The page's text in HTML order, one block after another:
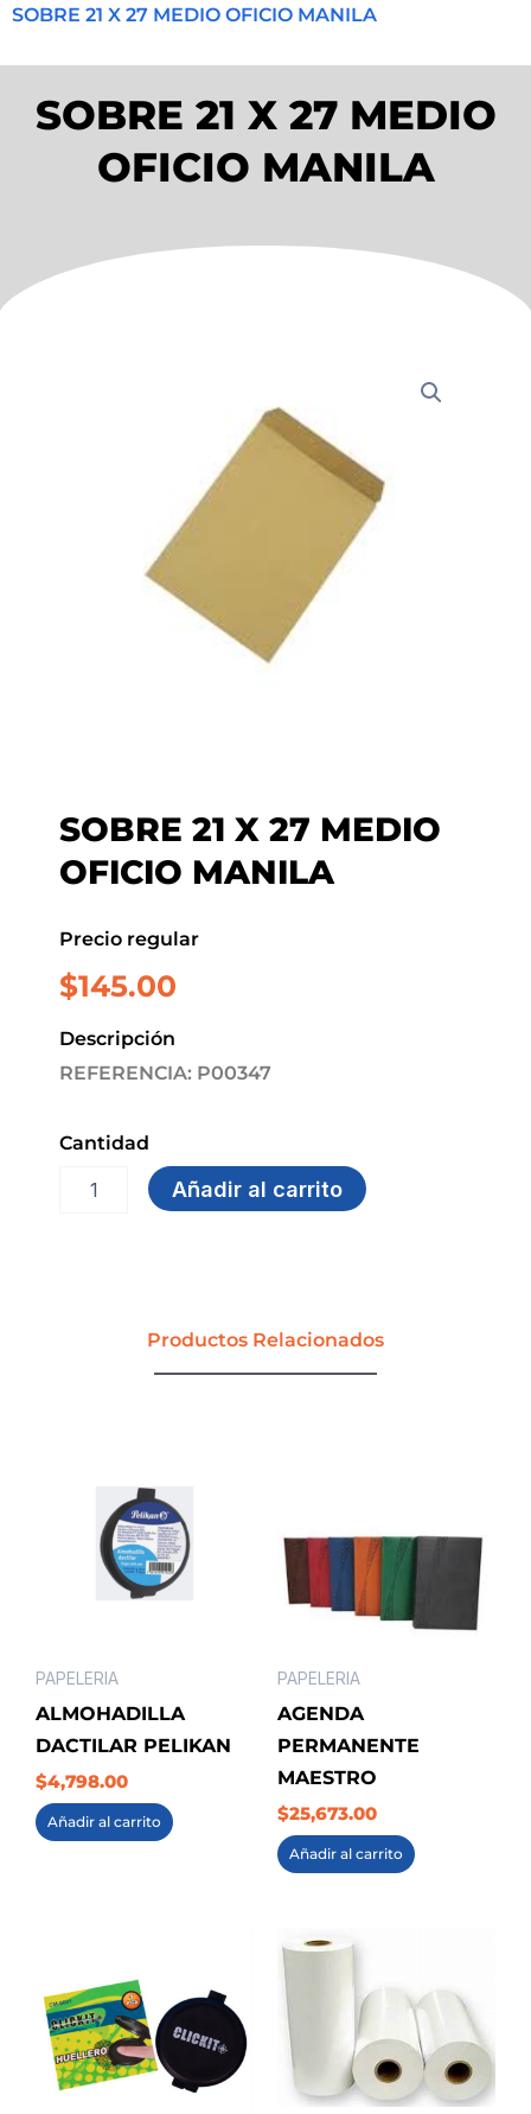
SOBRE 21 X 27 MEDIO OFICIO MANILA
SOBRE 21 X 27 MEDIO
OFICIO MANILA
SOBRE 21 X 27 MEDIO
OFICIO MANILA
Precio regular
$145.00
Descripción
REFERENCIA: P00347
Cantidad
Añadir al carrito
Productos Relacionados
PAPELERIA
ALMOHADILLA
DACTILAR PELIKAN
$4,798.00
Añadir al carrito
PAPELERIA
AGENDA
PERMANENTE
MAESTRO
$25,673.00
Añadir al carrito